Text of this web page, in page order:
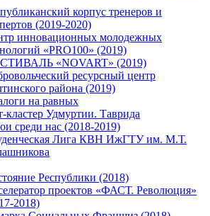
корпус тренеров и
(2019-2020)
инновационных молодежных
«PRO100» (2019)
«NOVART» (2019)
ресурсный центр
района (2019)
на равных
кластер Удмуртии. Таврида
среди нас (2018-2019)
Лига КВН ИжГТУ им. М.Т.
Республики (2018)
проектов «ФАСТ. Революция»
2018)